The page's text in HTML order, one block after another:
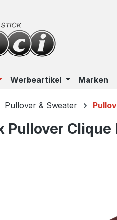
Werbeartikel Marken
Pullover & Sweater
Pullover Clique